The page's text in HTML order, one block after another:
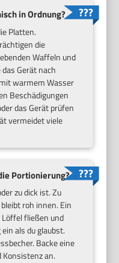
in Ordnung?
Platten.
die
Waffeln und
Gerät nach
warmem Wasser
Beschädigungen
das Gerät prüfen
vermeidet viele
Portionierung?
zu dick ist. Zu
roh innen. Ein
fließen und
als du glaubst.
Backe eine
an.